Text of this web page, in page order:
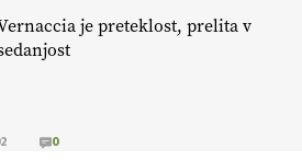
je preteklost, prelita v
0